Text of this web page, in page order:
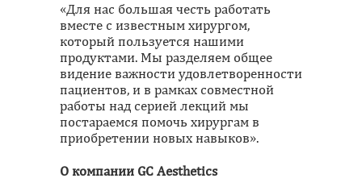
«Для нас большая честь работать
вместе с известным хирургом,
который пользуется нашими
продуктами. Мы разделяем общее
видение важности удовлетворенности
пациентов, и в рамках совместной
работы над серией лекций мы
постараемся помочь хирургам в
приобретении новых навыков».
О компании GC Aesthetics